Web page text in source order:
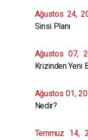
Ağustos 24,
Sinsi Planı
Ağustos 07,
Krizinden Yeni
Ağustos 01,
Nedir?
Temmuz 14,